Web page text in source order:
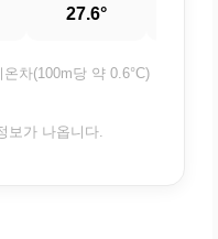
27.6°
차(100m당 약 0.6°C)
보가 나옵니다.